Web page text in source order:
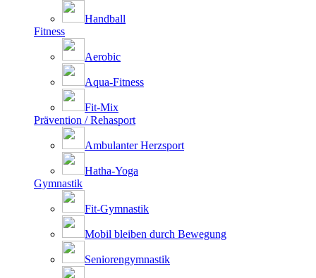
Handball
Fitness
Aerobic
Aqua-Fitness
Fit-Mix
Prävention / Rehasport
Ambulanter Herzsport
Hatha-Yoga
Gymnastik
Fit-Gymnastik
Mobil bleiben durch Bewegung
Seniorengymnastik